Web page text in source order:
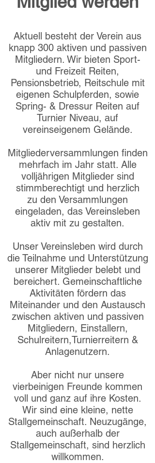
Aktuell besteht der Verein aus
knapp 300 aktiven und passiven
Mitgliedern. Wir bieten Sport-
und Freizeit Reiten,
Pensionsbetrieb, Reitschule mit
eigenen Schulpferden, sowie
Spring- & Dressur Reiten auf
Turnier Niveau, auf
vereinseigenem Gelände.
Mitgliederversammlungen finden
mehrfach im Jahr statt. Alle
volljährigen Mitglieder sind
stimmberechtigt und herzlich
zu den Versammlungen
eingeladen, das Vereinsleben
aktiv mit zu gestalten.
Unser Vereinsleben wird durch
die Teilnahme und Unterstützung
unserer Mitglieder belebt und
bereichert. Gemeinschaftliche
Aktivitäten fördern das
Miteinander und den Austausch
zwischen aktiven und passiven
Mitgliedern, Einstallern,
Schulreitern,Turnierreitern &
Anlagenutzern.
Aber nicht nur unsere
vierbeinigen Freunde kommen
voll und ganz auf ihre Kosten.
Wir sind eine kleine, nette
Stallgemeinschaft. Neuzugänge,
auch außerhalb der
Stallgemeinschaft, sind herzlich
willkommen.